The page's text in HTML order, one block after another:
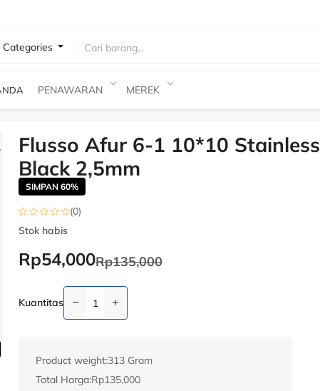
Categories
PENAWARAN MEREK
-60%Flusso Afur 6-1 10*10 Stainless
Black 2,5mm
SIMPAN 60%
(0)
Stok habis
Rp54,000Rp135,000
Kuantitas
Product weight:313 Gram
Total Harga:Rp135,000